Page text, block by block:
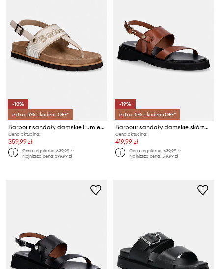
-10%
extra -5% z kodem: OFF*
Barbour sandały damskie Lumley
Cena aktualna:
359,99 zł
Cena regularna:639,99 zł
Najniższa cena:399,99 zł
-19%
extra -5% z kodem: OFF*
Barbour sandały damskie skórzane Dakota
Cena aktualna:
419,99 zł
Cena regularna:639,99 zł
Najniższa cena:519,99 zł